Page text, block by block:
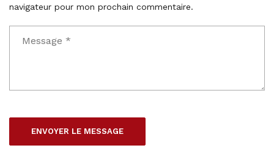
navigateur pour mon prochain commentaire.